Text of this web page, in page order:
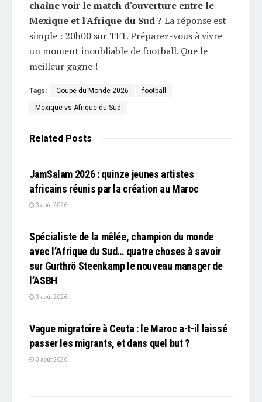
chaîne voir le match d'ouverture entre le
Mexique et l'Afrique du Sud ? La réponse est
simple : 20h00 sur TF1. Préparez-vous à vivre
un moment inoubliable de football. Que le
meilleur gagne !
Tags: Coupe du Monde 2026 football
Mexique vs Afrique du Sud
Related Posts
JamSalam 2026 : quinze jeunes artistes
africains réunis par la création au Maroc
3 août 2026
Spécialiste de la mêlée, champion du monde
avec l’Afrique du Sud… quatre choses à savoir
sur Gurthrö Steenkamp le nouveau manager de
l’ASBH
3 août 2026
Vague migratoire à Ceuta : le Maroc a-t-il laissé
passer les migrants, et dans quel but ?
3 août 2026